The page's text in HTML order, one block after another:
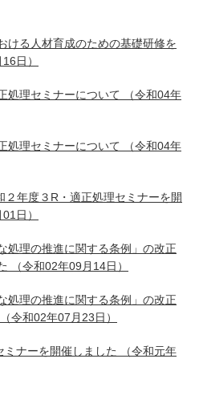
ける人材育成のための基礎研修を
日）
処理セミナーについて （令和04年
処理セミナーについて （令和04年
年度３R・適正処理セミナーを開
日）
処理の推進に関する条例」の改正
（令和02年09月14日）
処理の推進に関する条例」の改正
（令和02年07月23日）
ナーを開催しました
（令和元年